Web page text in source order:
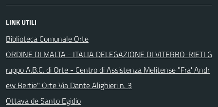
LINK UTILI
Biblioteca Comunale Orte
ORDINE DI MALTA - ITALIA DELEGAZIONE DI VITERBO-RIETI G
ruppo A.B.C. di Orte - Centro di Assistenza Melitense "Fra' Andr
ew Bertie" Orte Via Dante Alighieri n. 3
Ottava de Santo Egidio